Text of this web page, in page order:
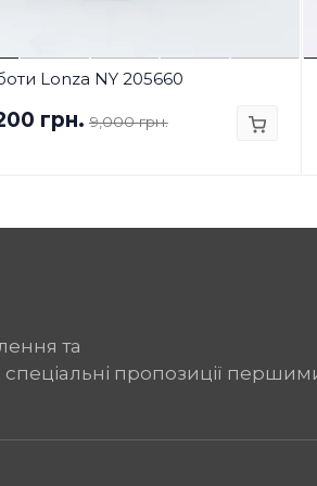
Lonza NY 205660
грн. 9,000 грн.
та
пропозиції